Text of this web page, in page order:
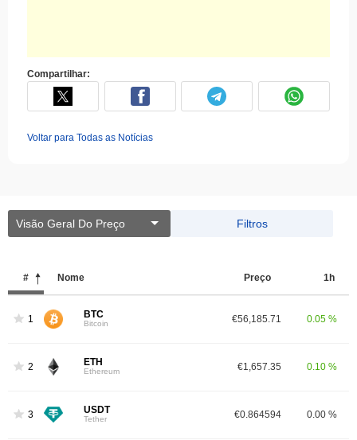
Compartilhar:
Voltar para Todas as Notícias
Visão Geral Do Preço Filtros
# Nome Preço 1h
1 BTC
Bitcoin €56,185.71 0.05 %
2 ETH
Ethereum €1,657.35 0.10 %
3 USDT
Tether €0.864594 0.00 %